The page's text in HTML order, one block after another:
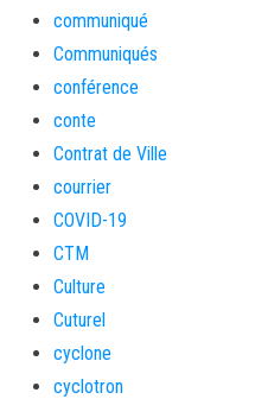
communiqué
Communiqués
conférence
conte
Contrat de Ville
courrier
COVID-19
CTM
Culture
Cuturel
cyclone
cyclotron